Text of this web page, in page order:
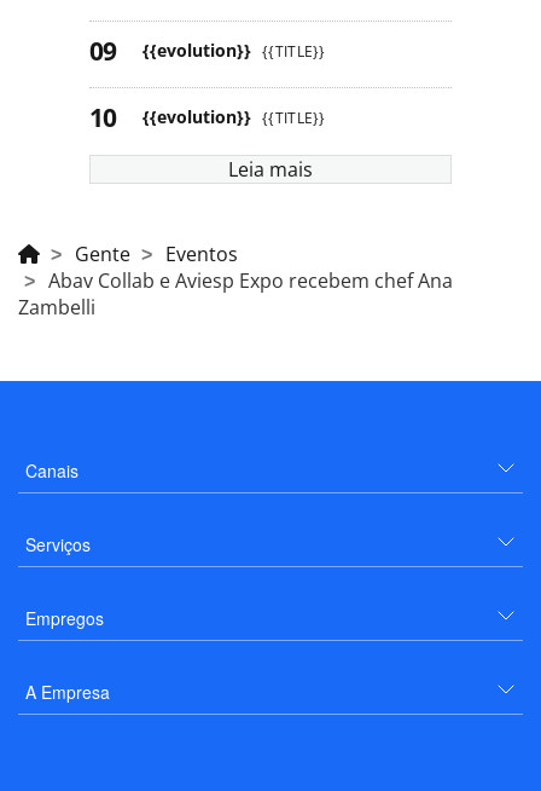
{{evolution}} {{TITLE}}
{{evolution}} {{TITLE}}
Leia mais
Gente
Eventos
Abav Collab e Aviesp Expo recebem chef Ana
Zambelli
Canais
Serviços
Empregos
A Empresa